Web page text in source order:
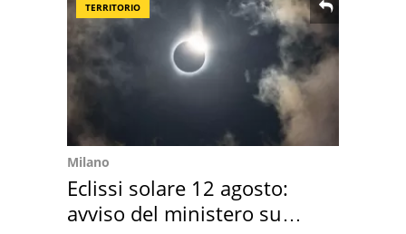
TERRITORIO
Milano
Eclissi solare 12 agosto:
avviso del ministero su